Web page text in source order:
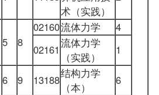
术（实践）
5 8
02160流体力学
4
02161 流体力学
（实践）
1
6 9 13188结构力学
（本）
6